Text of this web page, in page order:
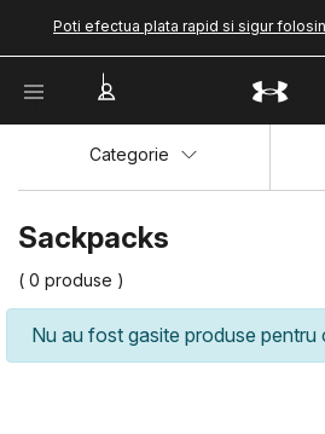
Poti efectua plata rapid si sigur
Sackpacks
( 0 produse )
Categorie
Nu au fost gasite produse pentru